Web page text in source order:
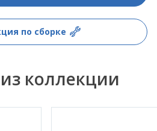
по сборке
коллекции